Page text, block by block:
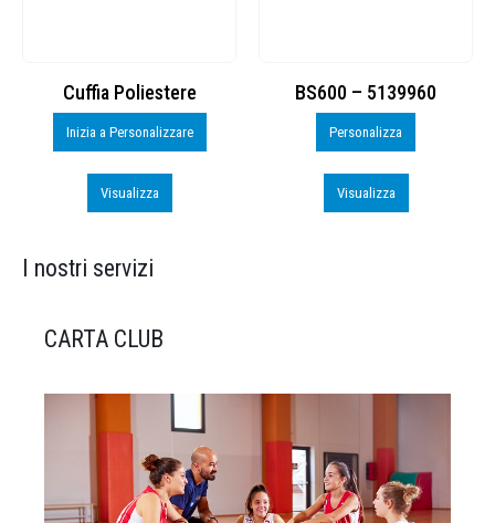
Cuffia Poliestere
Inizia a Personalizzare
Visualizza
BS600 – 5139960
Personalizza
Visualizza
I nostri servizi
CARTA CLUB